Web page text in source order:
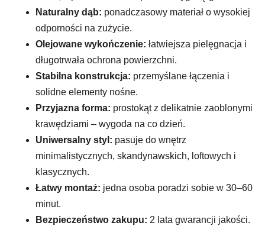
Naturalny dąb: ponadczasowy materiał o wysokiej
odporności na zużycie.
Olejowane wykończenie: łatwiejsza pielęgnacja i
długotrwała ochrona powierzchni.
Stabilna konstrukcja: przemyślane łączenia i
solidne elementy nośne.
Przyjazna forma: prostokąt z delikatnie zaoblonymi
krawędziami – wygoda na co dzień.
Uniwersalny styl: pasuje do wnętrz
minimalistycznych, skandynawskich, loftowych i
klasycznych.
Łatwy montaż: jedna osoba poradzi sobie w 30–60
minut.
Bezpieczeństwo zakupu: 2 lata gwarancji jakości.